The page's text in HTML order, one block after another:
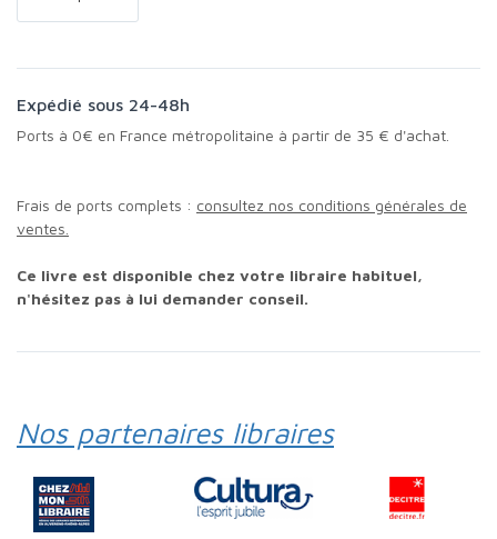
Expédié sous 24-48h
Ports à 0€ en France métropolitaine à partir de 35 € d'achat.
Frais de ports complets : consultez nos conditions générales de
ventes.
Ce livre est disponible chez votre libraire habituel,
n'hésitez pas à lui demander conseil.
Nos partenaires libraires